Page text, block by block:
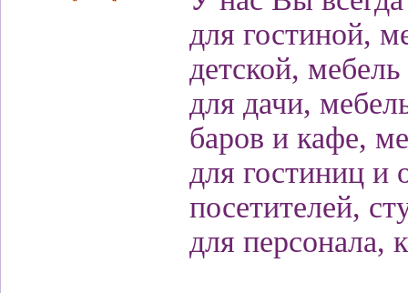
для гостиной,
детской,
для дачи,
баров и кафе,
для гостиниц и
посетителей,
для персонала,